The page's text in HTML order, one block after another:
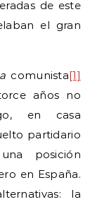
de este
el gran
comunista[1]
años no
en casa
partidario
posición
en España.
la